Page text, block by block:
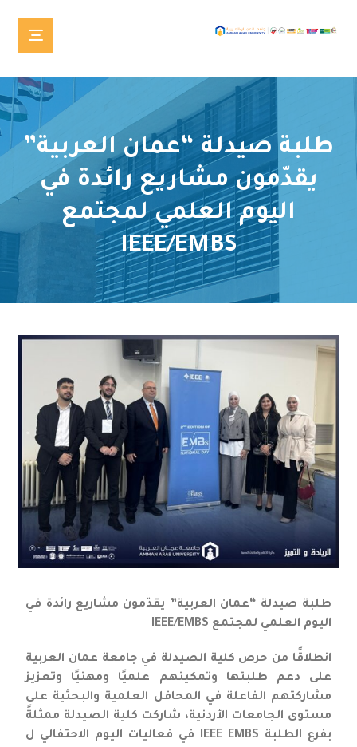
طلبة صيدلة “عمان العربية”
يقدّمون مشاريع رائدة في
اليوم العلمي لمجتمع
IEEE/EMBS
طلبة صيدلة “عمان العربية” يقدّمون مشاريع رائدة في
اليوم العلمي لمجتمع IEEE/EMBS
انطلاقًا من حرص كلية الصيدلة في جامعة عمان العربية
على دعم طلبتها وتمكينهم علميًا ومهنيًا وتعزيز
مشاركتهم الفاعلة في المحافل العلمية والبحثية على
مستوى الجامعات الأردنية، شاركت كلية الصيدلة ممثلةً
بفرع الطلبة IEEE EMBS في فعاليات اليوم الاحتفالي ل